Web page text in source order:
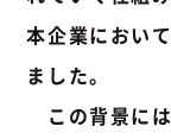
本企業におい
ました。
この背景に